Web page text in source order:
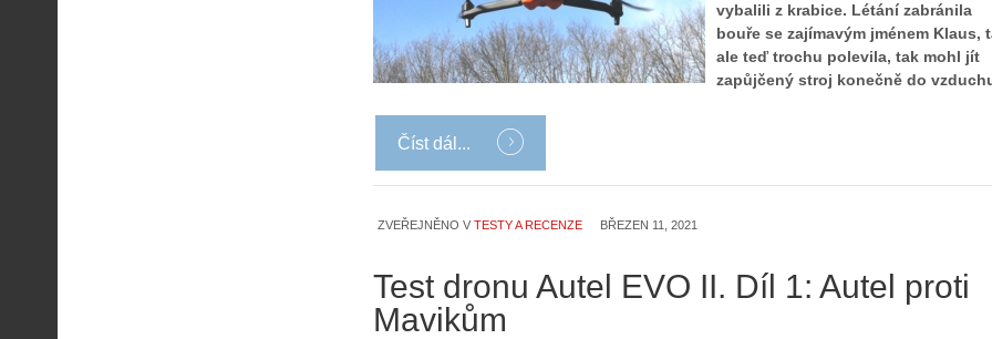
vybalili z krabice. Létání zabránila
bouře se zajímavým jménem Klaus,
ale teď trochu polevila, tak mohl jít
zapůjčený stroj konečně do
Číst dál...
ZVEŘEJNĚNO V TESTY A RECENZE BŘEZEN 11, 2021
Test dronu Autel EVO II. Díl 1: Autel proti
Mavikům